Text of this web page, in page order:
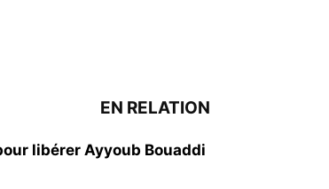
EN RELATION
libérer Ayyoub Bouaddi